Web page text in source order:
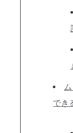
でき